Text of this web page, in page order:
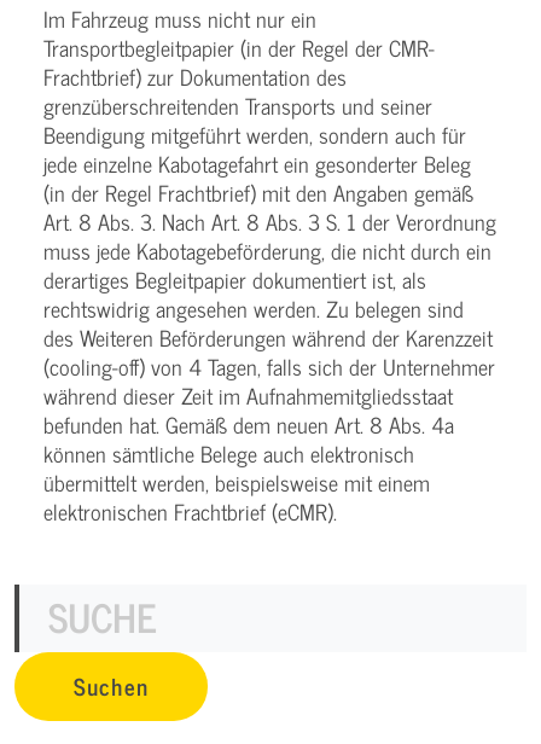
Im Fahrzeug muss nicht nur ein
Transportbegleitpapier (in der Regel der CMR-
Frachtbrief) zur Dokumentation des
grenzüberschreitenden Transports und seiner
Beendigung mitgeführt werden, sondern auch für
jede einzelne Kabotagefahrt ein gesonderter Beleg
(in der Regel Frachtbrief) mit den Angaben gemäß
Art. 8 Abs. 3. Nach Art. 8 Abs. 3 S. 1 der Verordnung
muss jede Kabotagebeförderung, die nicht durch ein
derartiges Begleitpapier dokumentiert ist, als
rechtswidrig angesehen werden. Zu belegen sind
des Weiteren Beförderungen während der Karenzzeit
(cooling-off) von 4 Tagen, falls sich der Unternehmer
während dieser Zeit im Aufnahmemitgliedsstaat
befunden hat. Gemäß dem neuen Art. 8 Abs. 4a
können sämtliche Belege auch elektronisch
übermittelt werden, beispielsweise mit einem
elektronischen Frachtbrief (eCMR).